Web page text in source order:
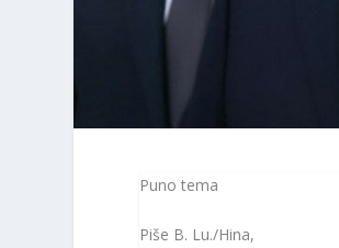
Puno tema
Piše B. Lu./Hina,